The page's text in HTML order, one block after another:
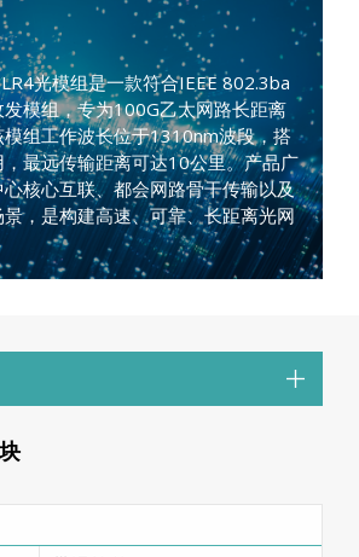
光模组是一款符合IEEE 802.3ba
模组，专为100G乙太网路长距离
组工作波长位于1310nm波段，搭
最远传输距离可达10公里。产品广
核心互联、都会网路骨干传输以及
，是构建高速、可靠、长距离光网